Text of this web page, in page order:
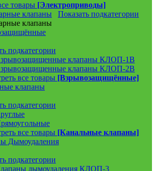
товары [Электроприводы]
клапаны
Показать подкатегории
клапаны
подкатегории
клапаны КЛОП-1В
клапаны КЛОП-2В
все товары [Взрывозащищённые]
клапаны
подкатегории
все товары [Канальные клапаны]
Дымоудаления
подкатегории
дымоудаления КЛОП-3